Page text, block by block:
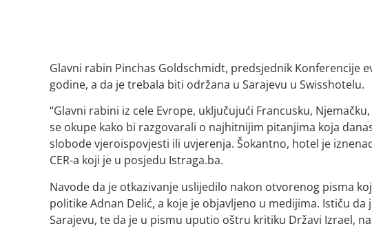
Glavni rabin Pinchas Goldschmidt, predsjednik Konferencije
godine, a da je trebala biti održana u Sarajevu u Swisshotelu.
“Glavni rabini iz cele Evrope, uključujući Francusku,
se okupe kako bi razgovarali o najhitnijim pitanjima koja
slobode vjeroispovjesti ili uvjerenja. Šokantno, hotel je
CER-a koji je u posjedu Istraga.ba.
Navode da je otkazivanje uslijedilo nakon otvorenog pisma
politike Adnan Delić, a koje je objavljeno u medijima. Ističu
Sarajevu, te da je u pismu uputio oštru kritiku Državi Izrael,